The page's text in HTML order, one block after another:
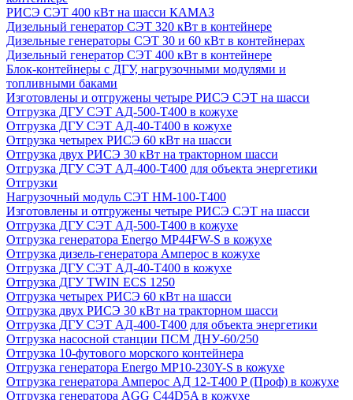
РИСЭ СЭТ 400 кВт на шасси КАМАЗ
Дизельный генератор СЭТ 320 кВт в контейнере
Дизельные генераторы СЭТ 30 и 60 кВт в контейнерах
Дизельный генератор СЭТ 400 кВт в контейнере
Блок-контейнеры с ДГУ, нагрузочными модулями и
топливными баками
Изготовлены и отгружены четыре РИСЭ СЭТ на шасси
Отгрузка ДГУ СЭТ АД-500-Т400 в кожухе
Отгрузка ДГУ СЭТ АД-40-Т400 в кожухе
Отгрузка четырех РИСЭ 60 кВт на шасси
Отгрузка двух РИСЭ 30 кВт на тракторном шасси
Отгрузка ДГУ СЭТ АД-400-Т400 для объекта энергетики
Отгрузки
Нагрузочный модуль СЭТ НМ-100-Т400
Изготовлены и отгружены четыре РИСЭ СЭТ на шасси
Отгрузка ДГУ СЭТ АД-500-Т400 в кожухе
Отгрузка генератора Energo MP44FW-S в кожухе
Отгрузка дизель-генератора Амперос в кожухе
Отгрузка ДГУ СЭТ АД-40-Т400 в кожухе
Отгрузка ДГУ TWIN ECS 1250
Отгрузка четырех РИСЭ 60 кВт на шасси
Отгрузка двух РИСЭ 30 кВт на тракторном шасси
Отгрузка ДГУ СЭТ АД-400-Т400 для объекта энергетики
Отгрузка насосной станции ПСМ ДНУ-60/250
Отгрузка 10-футового морского контейнера
Отгрузка генератора Energo MP10-230Y-S в кожухе
Отгрузка генератора Амперос АД 12-Т400 P (Проф) в кожухе
Отгрузка генератора AGG C44D5A в кожухе